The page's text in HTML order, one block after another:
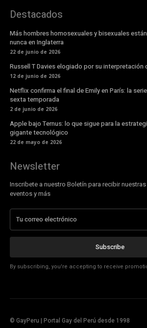
Destacados
Más hombres homosexuales y bisexuales
nunca en Inglaterra
22 de junio de 2026
Russell T Davies elogiado por su interpretación
12 de junio de 2026
Netflix confirma el final de Emily en París: la
sexta temporada
2 de junio de 2026
Apple bajo Ternus: lo que sigue para la
gigante tecnológico
22 de mayo de 2026
Newsletter
Inscribete a nuestro Boletín para recibir
eventos y más
Subscribe
By subscribing, you're accepting to receive
© GayPeru | Portal Gay del Perú desde 1998